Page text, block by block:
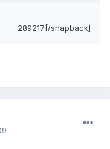
289217[/snapback]